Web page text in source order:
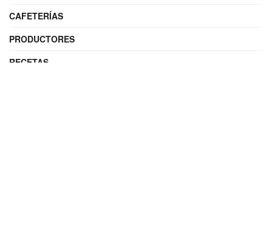
CAFETERÍAS
PRODUCTORES
RECETAS